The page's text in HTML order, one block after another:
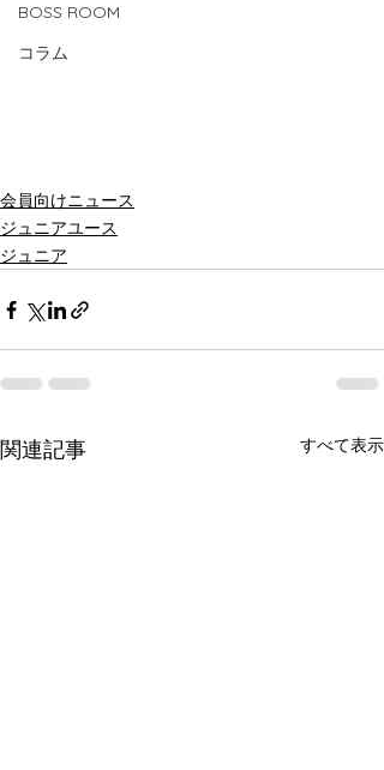
BOSS ROOM
コラム
会員向けニュース
ジュニアユース
ジュニア
関連記事 すべて表示